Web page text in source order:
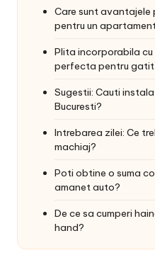
Care sunt
pentru un
Plita incorporabila
perfecta pentru gatit
Sugestii: Cauti
Bucuresti?
Intrebarea zilei: Ce
machiaj?
Poti obtine o suma
amanet auto?
De ce sa cumperi
hand?